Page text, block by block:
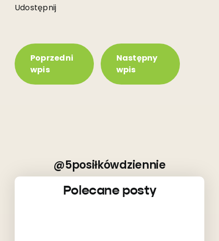
@5posiłkówdziennie
Polecane posty
Udostępnij
Poprzedni
wpis
Następny
wpis